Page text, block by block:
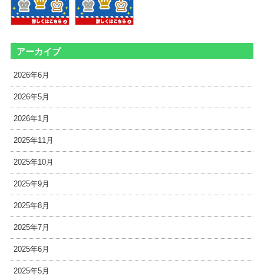
アーカイブ
2026年6月
2026年5月
2026年1月
2025年11月
2025年10月
2025年9月
2025年8月
2025年7月
2025年6月
2025年5月